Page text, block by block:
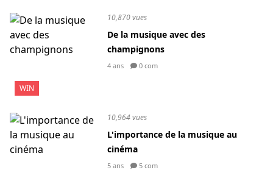
WIN
10,870 vues
De la musique avec des
champignons
4 ans 0 com
10,964 vues
L'importance de la musique au
cinéma
5 ans 5 com